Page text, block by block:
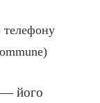
телефону
— його